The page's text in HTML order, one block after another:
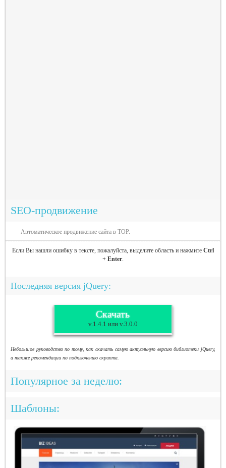
SEO-продвижение
Автоматическое продвижение сайта в TOP.
Если Вы нашли ошибку в тексте, пожалуйста, выделите область и нажмите Ctrl
+ Enter.
Последняя версия jQuery:
Скачать
v.1.4.1 или v.3.0.0
Небольшое руководство по тому, как скачать самую актуальную версию библиотеки jQuery,
а также рекомендации по подключению скрипта.
Популярное за неделю:
Шаблоны: